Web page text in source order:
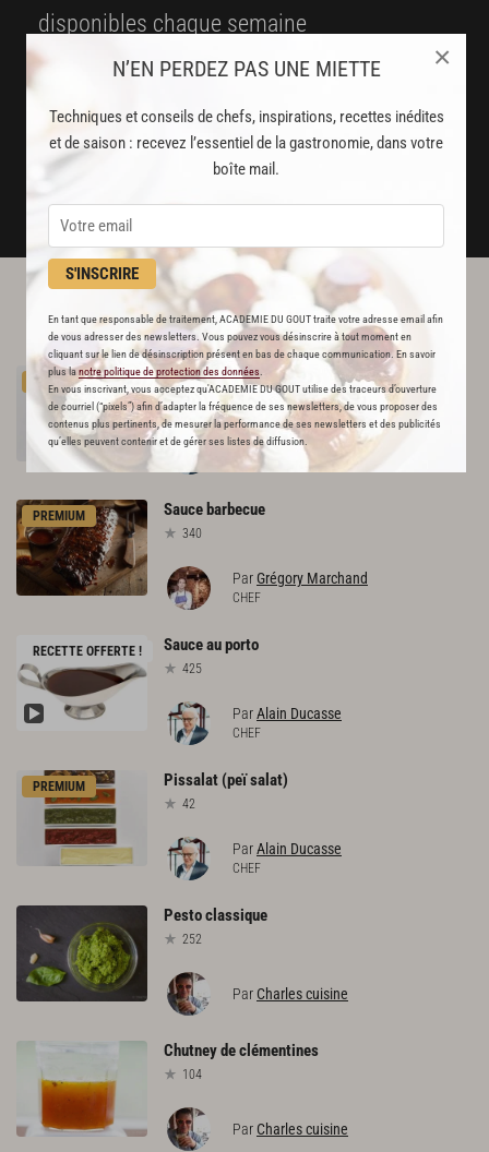
N’EN PERDEZ PAS UNE MIETTE
Techniques et conseils de chefs, inspirations, recettes inédites
et de saison : recevez l’essentiel de la gastronomie, dans votre
boîte mail.
S'INSCRIRE
En tant que responsable de traitement, ACADEMIE DU GOUT traite votre adresse email afin
de vous adresser des newsletters. Vous pouvez vous désinscrire à tout moment en
cliquant sur le lien de désinscription présent en bas de chaque communication. En savoir
plus lanotre politique de protection des données
En vous inscrivant, vous acceptez qu'ACADEMIE DU GOUT utilise des traceurs d’ouverture
de courriel (“pixels”) afin d’adapter la fréquence de ses newsletters, de vous proposer des
contenus plus pertinents, de mesurer la performance de ses newsletters et des publicités
qu’elles peuvent contenir et de gérer ses listes de diffusion.
×
disponibles chaque semaine
Stop pub
un service garanti sans publicité
JE M'ABONNE
DÉJÀ ABONNÉ(E) ? JE ME CONNECTE
L'ACADÉMIE DU GOÛT VOUS
RECOMMANDE
PREMIUM Harissa
ParAlain Ducasse
CHEF
PREMIUM Sauce barbecue
340
ParGrégory Marchand
CHEF
RECETTE OFFERTE ! Sauceauporto
425
ParAlain Ducasse
CHEF
PREMIUM Pissalat (peïsalat)
42
ParAlain Ducasse
CHEF
Pestoclassique
252
Par Charles cuisine
Chutneydeclémentines
104
Par Charles cuisine